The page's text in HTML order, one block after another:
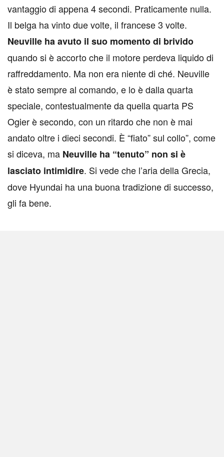
vantaggio di appena 4 secondi. Praticamente nulla.
Il belga ha vinto due volte, il francese 3 volte.
Neuville ha avuto il suo momento di brivido
quando si è accorto che il motore perdeva liquido di
raffreddamento. Ma non era niente di ché. Neuville
è stato sempre al comando, e lo è dalla quarta
speciale, contestualmente da quella quarta PS
Ogier è secondo, con un ritardo che non è mai
andato oltre i dieci secondi. È “fiato” sul collo”, come
si diceva, ma Neuville ha “tenuto” non si è
lasciato intimidire. Si vede che l’aria della Grecia,
dove Hyundai ha una buona tradizione di successo,
gli fa bene.